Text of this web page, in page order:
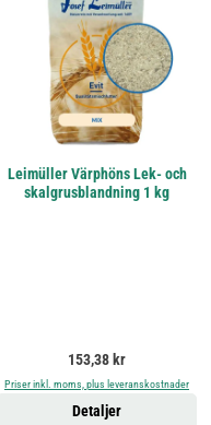
Leimüller Värphöns Lek- och
skalgrusblandning 1 kg
Ordinarie pris:
153,38 kr
Priser inkl. moms, plus leveranskostnader
Detaljer